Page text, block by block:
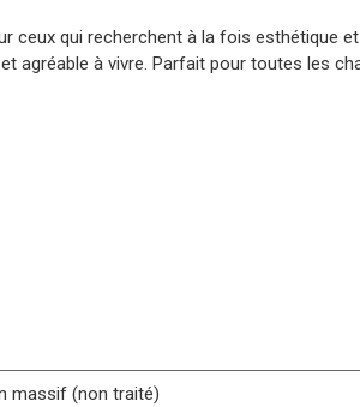
ceux qui recherchent à la fois esthétique
agréable à vivre. Parfait pour toutes les
massif (non traité)